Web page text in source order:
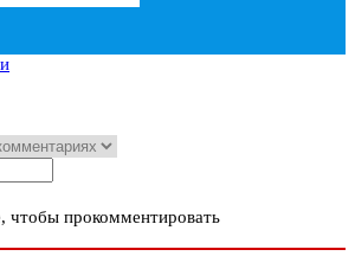
чтобы прокомментировать